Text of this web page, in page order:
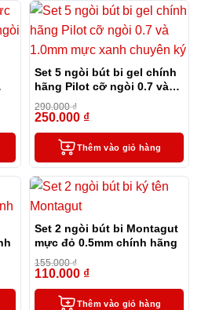
Set 5 ngòi bút bi gel chính
hãng Pilot cỡ ngòi 0.7 và
1.0mm mực xanh chuyên
ký
290.000₫
250.000 ₫
Thêm vào giỏ hàng
Set 2 ngòi bút bi Montagut
mực đỏ 0.5mm chính hãng
155.000₫
110.000 ₫
Thêm vào giỏ hàng